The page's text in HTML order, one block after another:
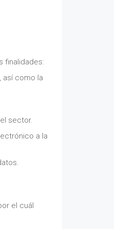
finalidades:
como la
sector.
a la
el cuál